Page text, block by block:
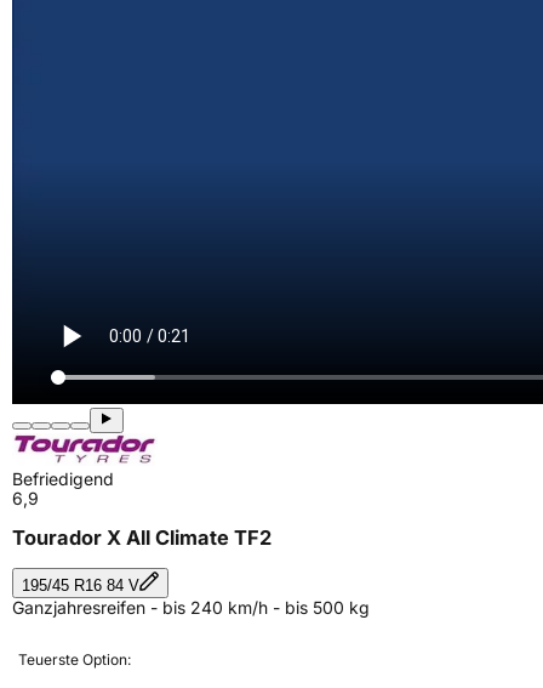
Befriedigend
6,9
Tourador X All Climate TF2
195/45 R16 84 V
Ganzjahresreifen - bis 240 km/h - bis 500 kg
Teuerste Option: